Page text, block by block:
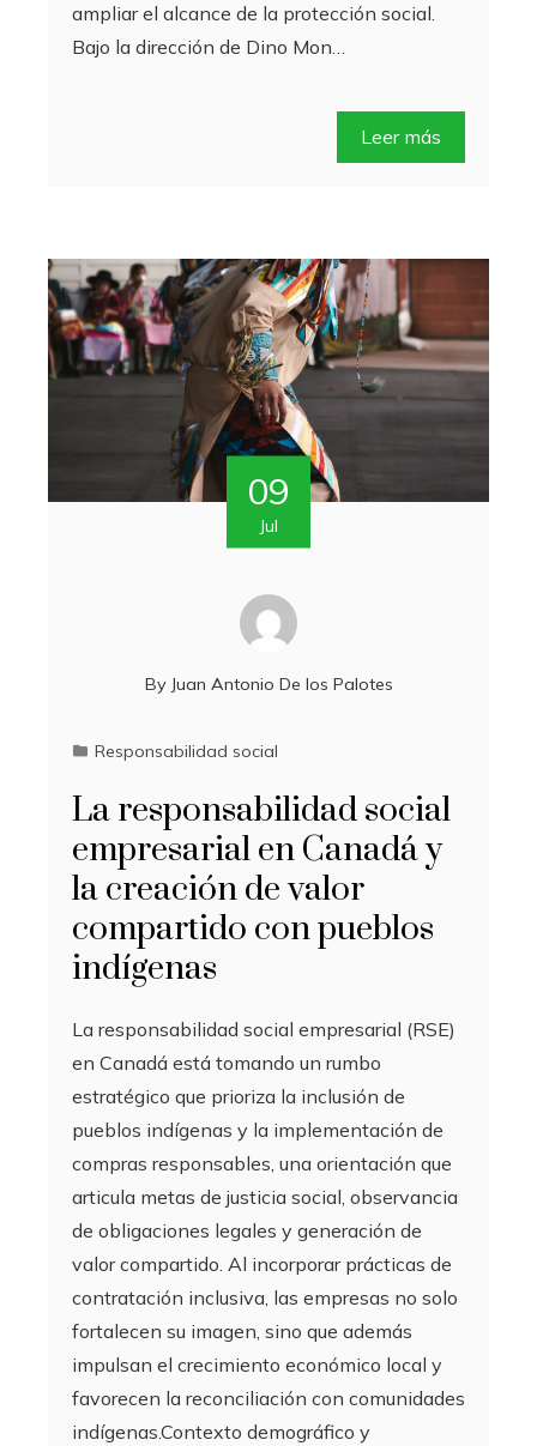
ampliar el alcance de la protección social.
Bajo la dirección de Dino Mon…
Leer más
09
Jul
By Juan Antonio De los Palotes
Responsabilidad social
La responsabilidad social
empresarial en Canadá y
la creación de valor
compartido con pueblos
indígenas
La responsabilidad social empresarial (RSE)
en Canadá está tomando un rumbo
estratégico que prioriza la inclusión de
pueblos indígenas y la implementación de
compras responsables, una orientación que
articula metas de justicia social, observancia
de obligaciones legales y generación de
valor compartido. Al incorporar prácticas de
contratación inclusiva, las empresas no solo
fortalecen su imagen, sino que además
impulsan el crecimiento económico local y
favorecen la reconciliación con comunidades
indígenas.Contexto demográfico y